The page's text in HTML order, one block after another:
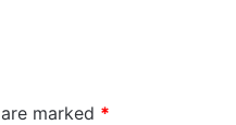
marked *